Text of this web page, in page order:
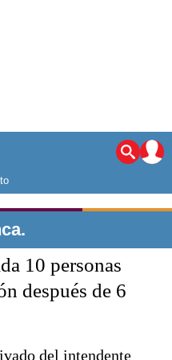
Alta
del Sur
10 personas
después de 6
del intendente